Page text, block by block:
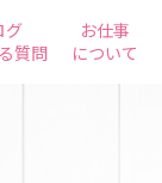
グ
質問
お仕事
について